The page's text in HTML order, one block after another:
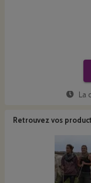
Retrouvez vos